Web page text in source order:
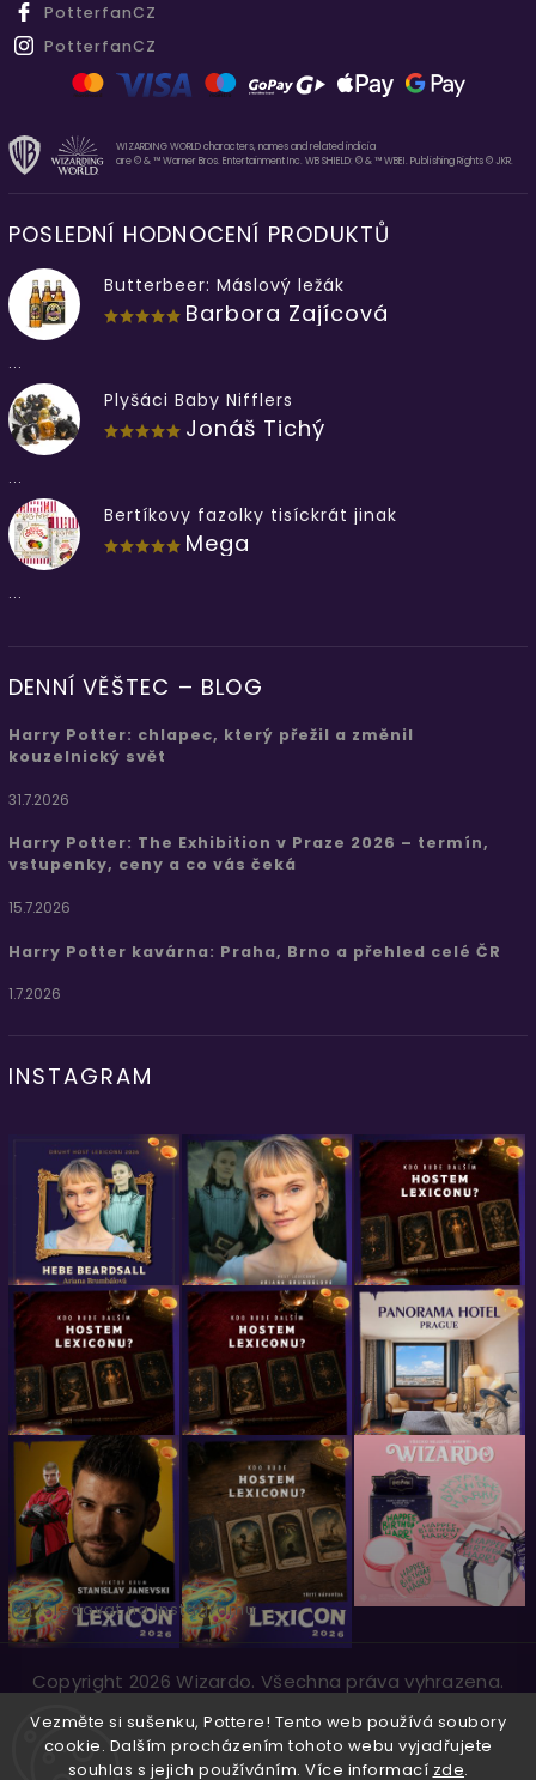
Vezměte si sušenku, Pottere! Tento web používá soubory
cookie. Dalším procházením tohoto webu vyjadřujete
souhlas s jejich používáním. Více informací zde.
PotterfanCZ
PotterfanCZ
WIZARDING WORLD characters, names and related indicia
are © & ™ Warner Bros. Entertainment Inc. WB SHIELD: © & ™ WBEI. Publishing Rights © JKR.
POSLEDNÍ HODNOCENÍ PRODUKTŮ
Butterbeer: Máslový ležák
Barbora Zajícová
...
Plyšáci Baby Nifflers
Jonáš Tichý
...
Bertíkovy fazolky tisíckrát jinak
Mega
...
DENNÍ VĚŠTEC – BLOG
Harry Potter: chlapec, který přežil a změnil
kouzelnický svět
31.7.2026
Harry Potter: The Exhibition v Praze 2026 – termín,
vstupenky, ceny a co vás čeká
15.7.2026
Harry Potter kavárna: Praha, Brno a přehled celé ČR
1.7.2026
INSTAGRAM
Sledovat na Instagramu
Copyright 2026Wizardo. Všechna práva vyhrazena.
VytvořilShoptet| DesignShoptak.cz.